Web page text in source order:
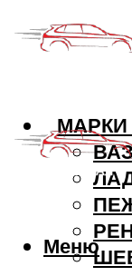
МАРКИ
Меню